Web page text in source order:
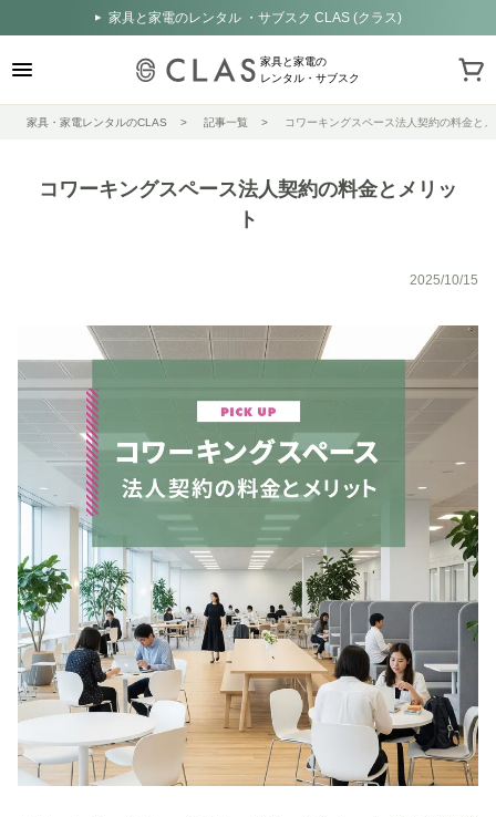
家具と家電のレンタル ・サブスク CLAS (クラス)
家具と家電の
レンタル・サブスク
家具・家電レンタルのCLAS 記事一覧 コワーキングスペース法人契約の料金と
コワーキングスペース法人契約の料金とメリッ
ト
2025/10/15